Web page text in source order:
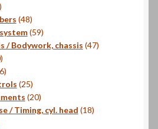
4848
produits
5959
produits
/ Bodywork, chassis 4747
10
produits
16
produits
2525
produits
2020
produits
/ Timing, cyl. head 1818